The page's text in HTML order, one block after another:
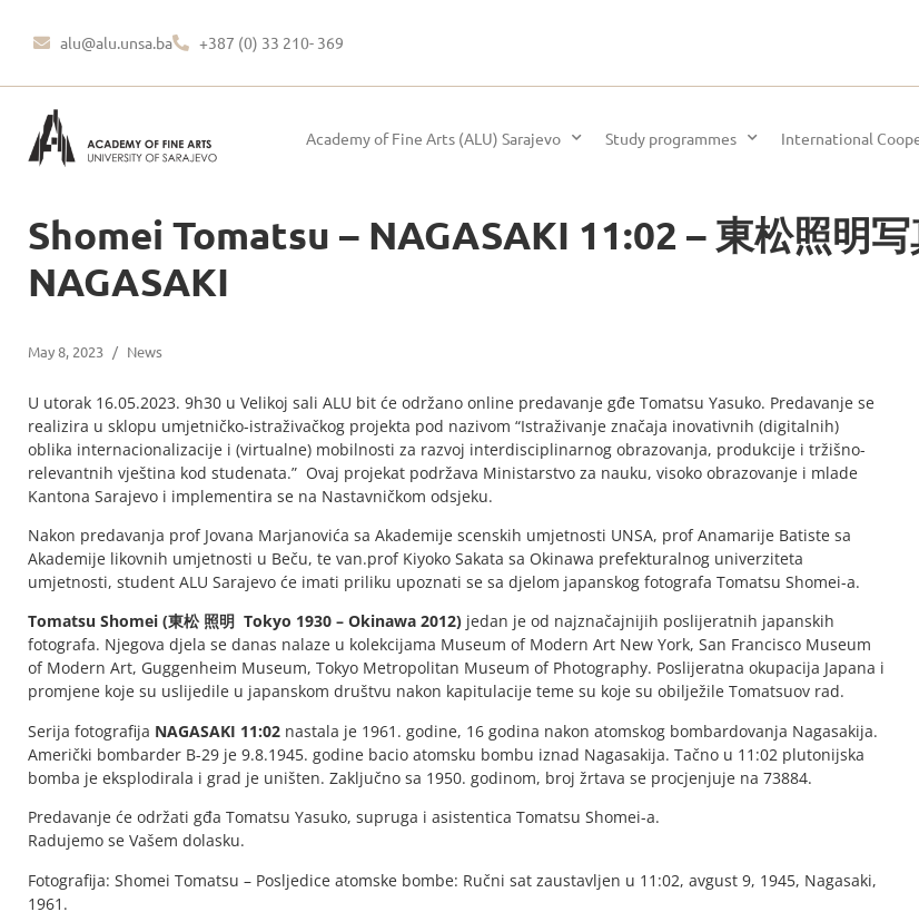
alu@alu.unsa.ba +387 (0) 33 210- 369
Academy of Fine Arts (ALU) Sarajevo Study programmes International
Shomei Tomatsu – NAGASAKI 11:02 – 東松照明
NAGASAKI
May 8, 2023 / News
U utorak 16.05.2023. 9h30 u Velikoj sali ALU bit će održano online predavanje gđe Tomatsu Yasuko. Predavanje se
realizira u sklopu umjetničko-istraživačkog projekta pod nazivom “Istraživanje značaja inovativnih (digitalnih)
oblika internacionalizacije i (virtualne) mobilnosti za razvoj interdisciplinarnog obrazovanja, produkcije i tržišno-
relevantnih vještina kod studenata.” Ovaj projekat podržava Ministarstvo za nauku, visoko obrazovanje i mlade
Kantona Sarajevo i implementira se na Nastavničkom odsjeku.
Nakon predavanja prof Jovana Marjanovića sa Akademije scenskih umjetnosti UNSA, prof Anamarije Batiste sa
Akademije likovnih umjetnosti u Beču, te van.prof Kiyoko Sakata sa Okinawa prefekturalnog univerziteta
umjetnosti, student ALU Sarajevo će imati priliku upoznati se sa djelom japanskog fotografa Tomatsu Shomei-a.
Tomatsu Shomei (東松 照明 Tokyo 1930 – Okinawa 2012) jedan je od najznačajnijih poslijeratnih japanskih
fotografa. Njegova djela se danas nalaze u kolekcijama Museum of Modern Art New York, San Francisco Museum
of Modern Art, Guggenheim Museum, Tokyo Metropolitan Museum of Photography. Poslijeratna okupacija Japana i
promjene koje su uslijedile u japanskom društvu nakon kapitulacije teme su koje su obilježile Tomatsuov rad.
Serija fotografija NAGASAKI 11:02 nastala je 1961. godine, 16 godina nakon atomskog bombardovanja Nagasakija.
Američki bombarder B-29 je 9.8.1945. godine bacio atomsku bombu iznad Nagasakija. Tačno u 11:02 plutonijska
bomba je eksplodirala i grad je uništen. Zaključno sa 1950. godinom, broj žrtava se procjenjuje na 73884.
Predavanje će održati gđa Tomatsu Yasuko, supruga i asistentica Tomatsu Shomei-a.
Radujemo se Vašem dolasku.
Fotografija: Shomei Tomatsu – Posljedice atomske bombe: Ručni sat zaustavljen u 11:02, avgust 9, 1945, Nagasaki,
1961.